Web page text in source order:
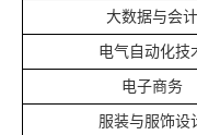
大数据与会计
电气自动化技
电子商务
服装与服饰设